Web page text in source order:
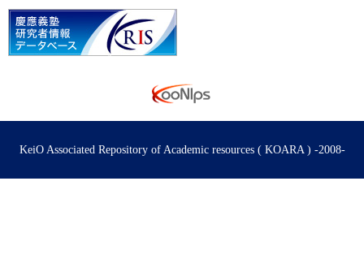
KeiO Associated Repository of Academic resources ( KOARA ) -2008-